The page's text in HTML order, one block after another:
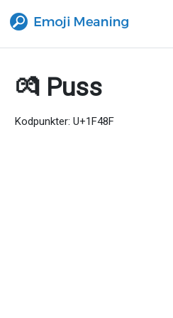
💏 Puss
Kodpunkter: U+1F48F